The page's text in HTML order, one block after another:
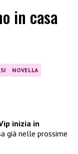
in casa
NOVELLA
inizia in
già nelle prossime